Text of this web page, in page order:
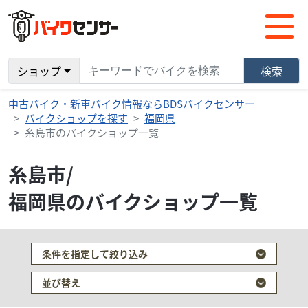
ショップ 検索
中古バイク・新車バイク情報ならBDSバイクセンサー
バイクショップを探す
福岡県
糸島市のバイクショップ一覧
糸島市/
福岡県のバイクショップ一覧
条件を指定して絞り込み
並び替え